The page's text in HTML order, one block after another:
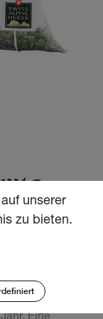
Bio
und entzückt
unserer
zu bieten.